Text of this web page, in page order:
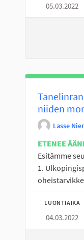
05.03.2022
niiden
Lasse
ETENEE
Esitämme
1.
LUONTIAIKA
04.03.2022